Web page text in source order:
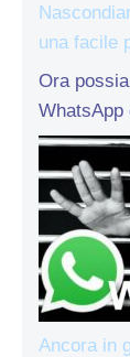
una facile
Ora
WhatsApp
Ancora in